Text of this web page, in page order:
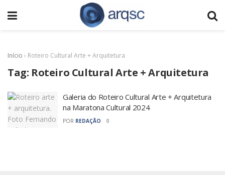
Início › Roteiro Cultural Arte + Arquitetura
Tag: Roteiro Cultural Arte + Arquitetura
Galeria do Roteiro Cultural Arte + Arquitetura
na Maratona Cultural 2024
POR REDAÇÃO 0